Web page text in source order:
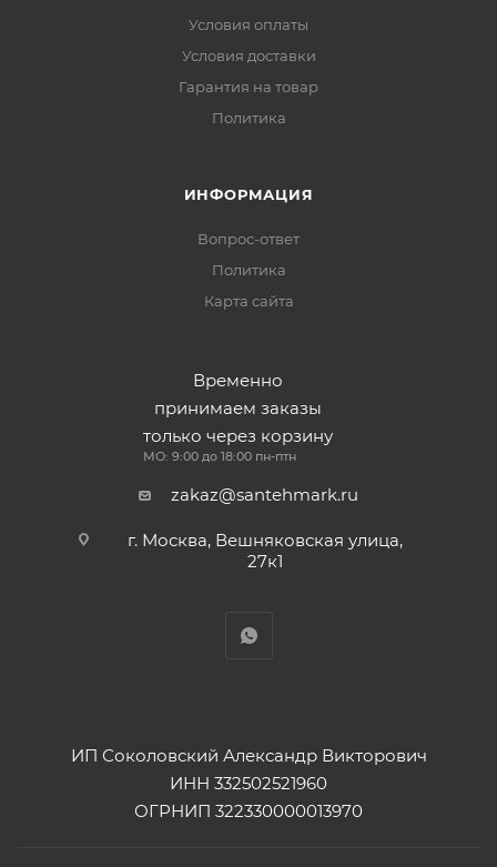
Условия оплаты
Условия доставки
Гарантия на товар
Политика
ИНФОРМАЦИЯ
Вопрос-ответ
Политика
Карта сайта
Временно
принимаем заказы
только через корзину
МО: 9:00 до 18:00 пн-птн
zakaz@santehmark.ru
г. Москва, Вешняковская улица,
27к1
ИП Соколовский Александр Викторович
ИНН 332502521960
ОГРНИП 322330000013970